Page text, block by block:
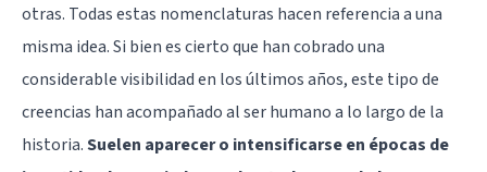
otras. Todas estas nomenclaturas hacen referencia a una
misma idea. Si bien es cierto que han cobrado una
considerable visibilidad en los últimos años, este tipo de
creencias han acompañado al ser humano a lo largo de la
historia.Suelen aparecer o intensificarse en épocas de